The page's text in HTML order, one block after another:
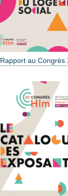
Rapport au Congrès